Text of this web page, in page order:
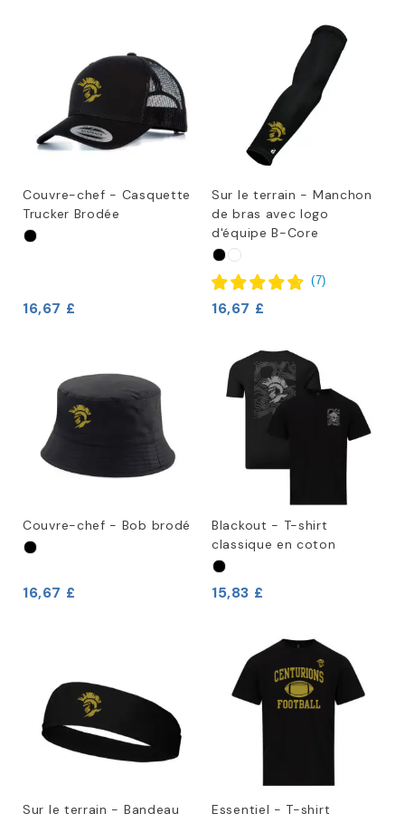
Couvre-chef - Casquette
Trucker Brodée
16,67 £
Sur le terrain - Manchon
de bras avec logo
d'équipe B-Core
(7)
16,67 £
Couvre-chef - Bob brodé
16,67 £
Blackout - T-shirt
classique en coton
15,83 £
Sur le terrain - Bandeau
Essentiel - T-shirt